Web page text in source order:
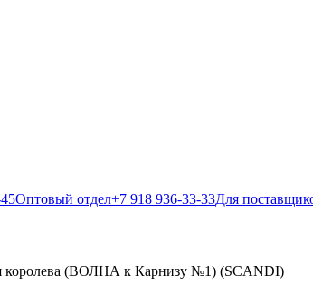
Оптовый отдел+7 918 936-33-33Для
королева (ВОЛНА к Карнизу №1) (SCANDI)